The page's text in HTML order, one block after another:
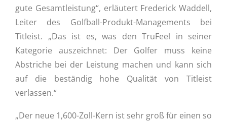
gute Gesamtleistung“, erläutert Frederick Waddell,
Leiter des Golfball-Produkt-Managements bei
Titleist. „Das ist es, was den TruFeel in seiner
Kategorie auszeichnet: Der Golfer muss keine
Abstriche bei der Leistung machen und kann sich
auf die beständig hohe Qualität von Titleist
verlassen.“
„Der neue 1,600-Zoll-Kern ist sehr groß für einen so